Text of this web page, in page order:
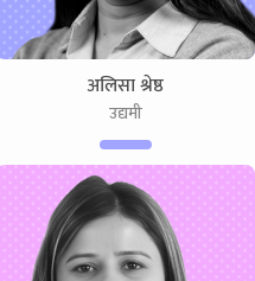
अलिसा श्रेष्ठ
उद्यमी